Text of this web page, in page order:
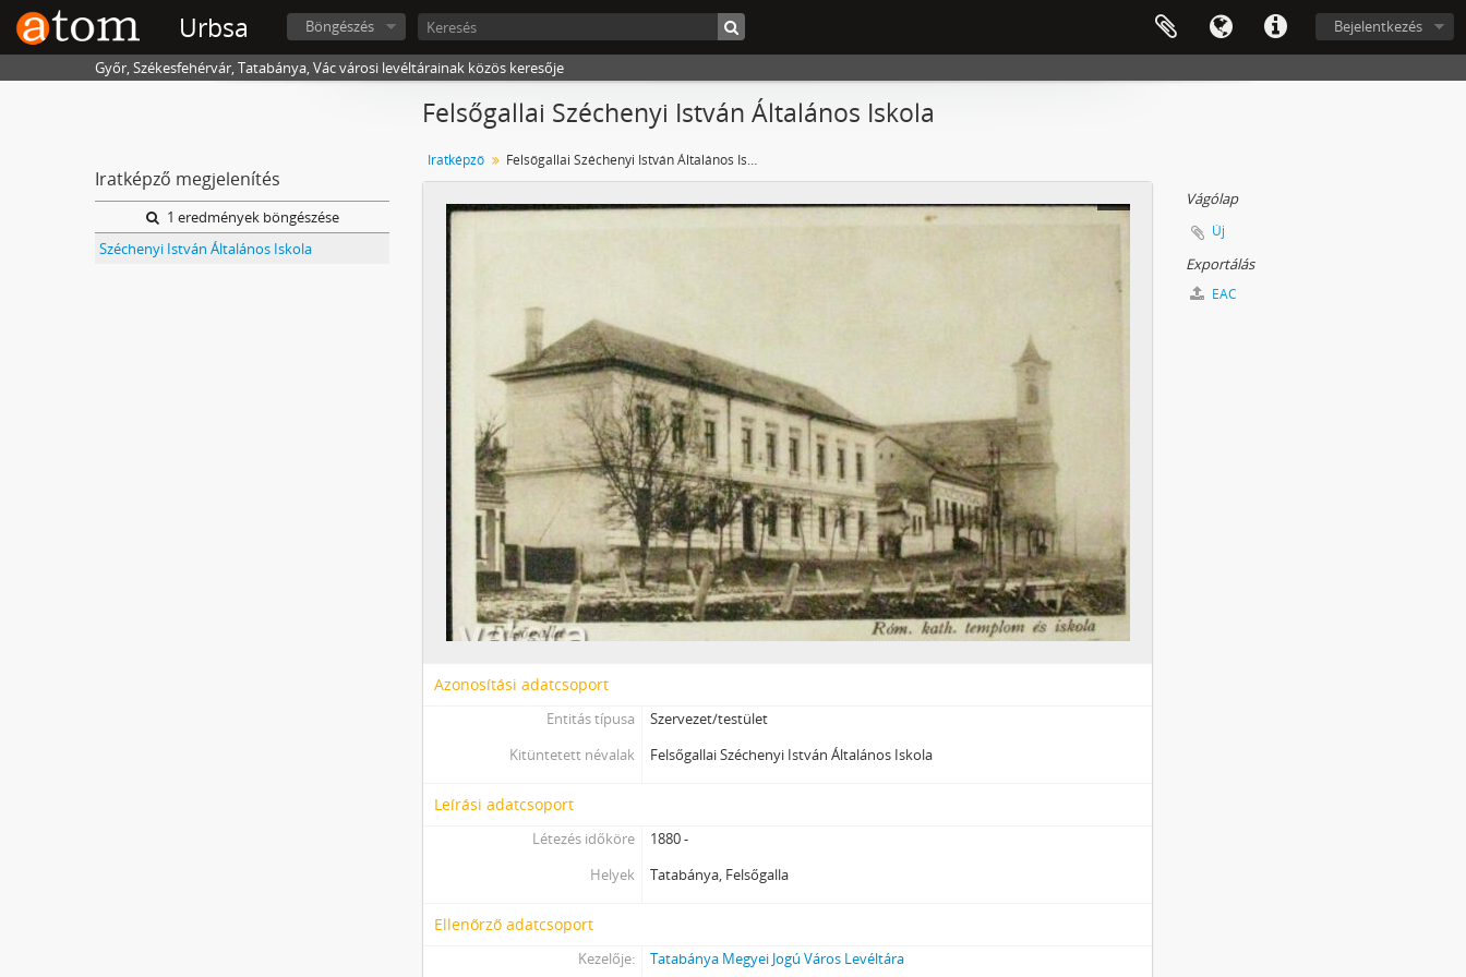
Urbsa Bejelentkezés
Böngészés
Győr, Székesfehérvár, Tatabánya, Vác városi levéltárainak közös keresője
Iratképző megjelenítés
1 eredmények böngészése
Széchenyi István Általános Iskola
Felsőgallai Széchenyi István Általános Iskola
Iratképző Felsőgallai Széchenyi István Általános Iskola
Azonosítási adatcsoport
Entitás típusa
Szervezet/testület
Kitüntetett névalak
Felsőgallai Széchenyi István Általános Iskola
Leírási adatcsoport
Létezés időköre
1880 -
Helyek
Tatabánya, Felsőgalla
Ellenőrző adatcsoport
Kezelője: Tatabánya Megyei Jogú Város Levéltára
Vágólap
Új
Exportálás
EAC